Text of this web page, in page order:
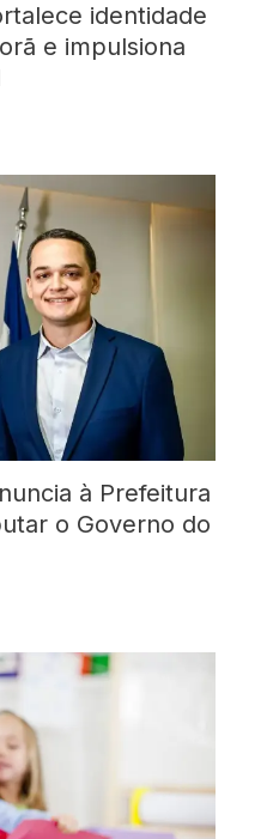
identidade
e impulsiona
à Prefeitura
o Governo do